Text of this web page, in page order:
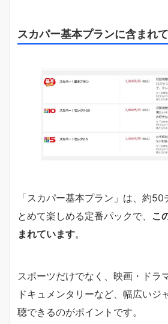
スカパー基本プランに含まれ
「スカパー基本プラン」は、約50
とめて楽しめる定番パックで、 こ
まれています。
スポーツだけでなく、映画・ドラ
ドキュメンタリーなど、幅広いジ
聴できるのがポイントです。